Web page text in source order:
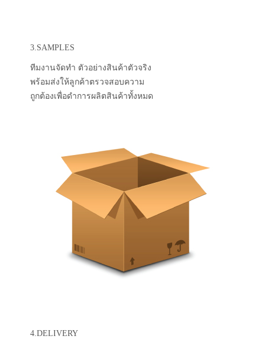
3.SAMPLES
ทีมงานจัดทำ ตัวอย่างสินค้าตัวจริง
พร้อมส่งให้ลูกค้าตรวจสอบความ
ถูกต้องเพื่อดำการผลิตสินค้าทั้งหมด
4.DELIVERY